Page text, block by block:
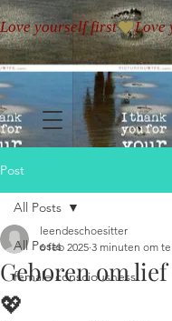
Love yourself first
Post
All Posts
female consciousness
All Posts
Geboren om
💖
leendeschoesitter
6 feb 2025 3 minuten om